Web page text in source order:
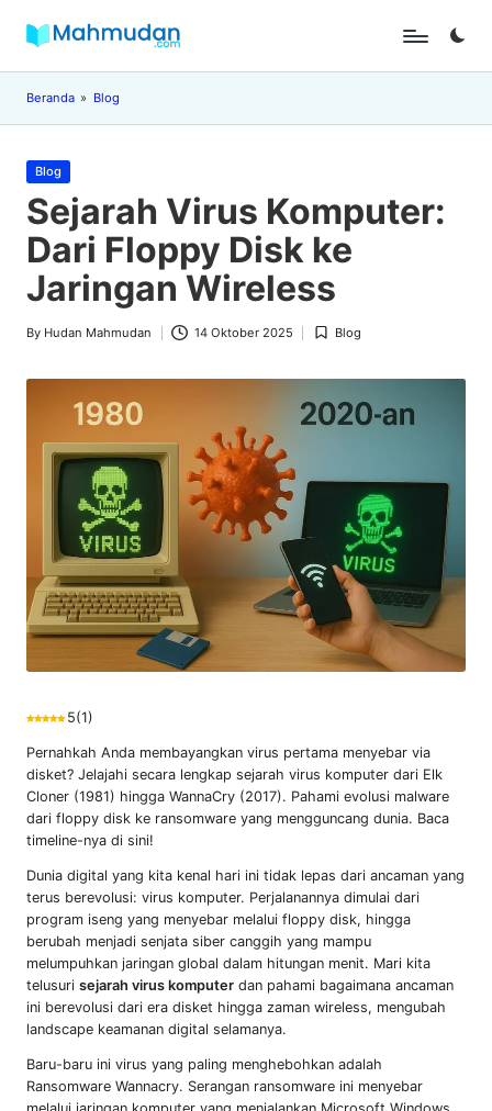
Skip
contentM
a
m
u
d
a
n
Tanpa
Biaya
Beranda » Blog
Posted
in
Blog
Sejarah Virus Komputer:
Dari Floppy Disk ke
Jaringan Wireless
Posted
By Hudan Mahmudan 14 Oktober 2025
Posted
Blog
5(1)
Pernahkah Anda membayangkan virus pertama menyebar via
disket? Jelajahi secara lengkap sejarah virus komputer dari Elk
Cloner (1981) hingga WannaCry (2017). Pahami evolusi malware
dari floppy disk ke ransomware yang mengguncang dunia. Baca
timeline-nya di sini!
Dunia digital yang kita kenal hari ini tidak lepas dari ancaman yang
terus berevolusi: virus komputer. Perjalanannya dimulai dari
program iseng yang menyebar melalui floppy disk, hingga
berubah menjadi senjata siber canggih yang mampu
melumpuhkan jaringan global dalam hitungan menit. Mari kita
telusuri sejarah virus komputer dan pahami bagaimana ancaman
ini berevolusi dari era disket hingga zaman wireless, mengubah
landscape keamanan digital selamanya.
Baru-baru ini virus yang paling menghebohkan adalah
Ransomware Wannacry. Serangan ransomware ini menyebar